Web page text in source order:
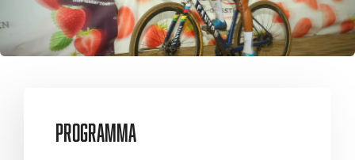
Programma